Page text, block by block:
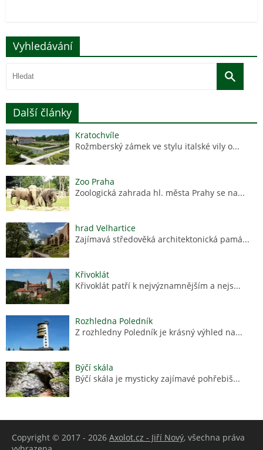
Vyhledávání
Další články
Kratochvíle
Rožmberský zámek ve stylu italské vily o...
Zoo Praha
Zoologická zahrada hl. města Prahy se na...
hrad Velhartice
Zajímavá středověká architektonická pamá...
Křivoklát
Křivoklát patří k nejvýznamnějším a nejs...
Rozhledna Poledník
Z rozhledny Poledník je krásný výhled na...
Býčí skála
Býčí skála je mysticky zajímavé pohřebiš...
Copyright © 2017 - 2026 Axolot.cz - Jiří Nový, všechna práva